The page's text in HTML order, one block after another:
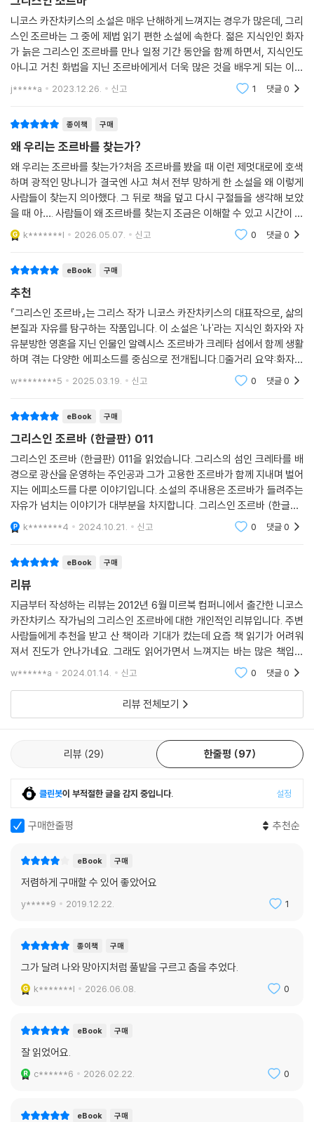
의 눈치도 보지 않는다. 그가 가장 사랑하는 대상은 자유뿐이다.
조르바는 자신의 몸과 마음이 진정으로 원하는 목적지를 찾아 떠나는 것이
자유라고 말한다. 자신 안에 숨은 ‘나’를 찾는 과정, 타인의 자유를 범하지
않는 범위 안에서 자신이 가지고 있는 순수한 욕망이 원하는 대로 따라가
는 길이 바로 자유다. 이를 실현하는 조르바는 진정한 자유 의지의 소유자
다.
다른 방식으로 깨달음을 찾는다. 이성이냐 감성이냐를 택해야 할 때, 조르
바는 본능에 힘입어 자신의 길을 결정한다. 반면에 작품 속 ‘나’는 책과 지
식을 믿으며 살아간다. 나는 문명에 갇힌 현대인을 대표한다. 작가 카잔차
키스는 조르바라는 인물의 의식과 생활을 나와 같은 현대인과 대비하며 왜
곡된 세상을 풍자하고 비판했다.
세기를 뛰어넘어 변치 않는 인간 진리를 그린 이 작품은 정반대 인물의 두
가지 삶의 모습이 중첩되어 흘러간다. 이성적 행동과 본능적 행동, 고용주
감동적으로 펼쳐진다. 현대 그리스 문화의 영역을 뛰어넘어 인간에게 누구
조르바》가 우리의 영혼을 울린다.
“나는 이제야 알았다. 조르바는 내가 오랫동안 찾아다녔어도 만나지 못했
던 바로 그 사람이었다. 펄떡펄떡 뛰는 심장과 푸짐한 말을 쏟아 내는 커다
란 입과 위대한 야성의 정신을 가진 사람. 모태인 대지에서 아직 탯줄이 채
떨어지지 않은 사나이였다. 언어, 예술, 사랑, 순수, 정열의 의미가 막노동
“나는 아무것도 바라지 않는다. 나는 아무것도 두렵지 않다. 나는 자유
다.”_니코스 카잔차키스가 남긴 묘비명
▶ 추천의 글
· 이 책은 논리적으로 따지면 전혀 재미없다. 사회구조적인 모순이나, 개인
_김정운 (문화심리학자)
· 가장 인간다운 삶을 지향하는 건강한 인간상을 생각해 보고, 그것을 추구
하는 시도와 노력을 계속 할 수 있게 도와주었던 실로 고마운 책
_최일도 (목사)
· 이성과 합리와 도덕의 간판을 건 현대 콘크리트 사회를 살아가는 우리 뱃
속 깊이 묻혀 있는 그 무엇을 불러일으킨다. 자유로운 영혼이 되기는 쉽지
않지만, 이를 꿈꾸는 것만으로도 행복하다. 그리고 ‘잘난 머리’를 쓰며 으쓱
거리는 나에게 빈약한 ‘팔과 가슴’을 보라고 꾸짖는다.
· 사회, 관계, 권력질서의 함정들과 소외 등을 다룬 문제작으로 당대를 넘
어 시대성을 획득한 책.
_박경철 (시골의사)
에게 어떻게 다가오고 어떻게 떠나가는가를 어렴풋이 깨달을 수 있었다.
· 스무 살에 니코스 카잔차키스의 소설 ‘그리스인 조르바’를 처음 읽었다.
_곽재구 (시인)
· 결국 ‘그리스인 조르바’를 다 읽고 나면 당장 책을 집어던지고 밖으로 뛰
쳐나가 세상의 모든 것을 처음인 듯 바라보고 듣고 냄새 맡게 만든다. 이런
_김연수 (소설가)
· 꼭 연기해 보고 싶은 인물이 조르바.
_최불암 (연기자)
니코스 카잔차키스의 소설은 매우 난해하게 느껴지는 경우가 많은데, 그리
스인 조르바는 그 중에 제법 읽기 편한 소설에 속한다. 젊은 지식인인 화자
가 늙은 그리스인 조르바를 만나 일정 기간 동안을 함께 하면서, 지식인도
아니고 거친 화법을 지닌 조르바에게서 더욱 많은 것을 배우게 되는 이야
기다. 어찌 보면 삶의 지혜란 배움의 정도와 비례하는 것은 아니라서, 젊고
순진한 화자
j*****a 2023.12.26. 신고 1 댓글0
종이책 구매
왜 우리는 조르바를 찾는가?
왜 우리는 조르바를 찾는가?처음 조르바를 봤을 때 이런 제멋대로에 호색
하며 광적인 망나니가 결국엔 사고 쳐서 전부 망하게 한 소설을 왜 이렇게
사람들이 찾는지 의아했다. 그 뒤로 책을 덮고 다시 구절들을 생각해 보았
을 때 아…. 사람들이 왜 조르바를 찾는지 조금은 이해할 수 있고 시간이 지
나 두 번째 생각해 보았을 땐 더 이해할 수 있고 또다시 생각하면 더 이해할
수 있는 책
k*******l 2026.05.07. 신고 0 댓글0
eBook 구매
추천
『그리스인 조르바』는 그리스 작가 니코스 카잔차키스의 대표작으로, 삶의
본질과 자유를 탐구하는 작품입니다. 이 소설은 '나'라는 지식인 화자와 자
유분방한 영혼을 지닌 인물인 알렉시스 조르바가 크레타 섬에서 함께 생활
하며 겪는 다양한 에피소드를 중심으로 전개됩니다.줄거리 요약:화자인
'나'는 책벌레인 서생으로, 우연히 조르바를 만나 크레타 섬에서 함께 사업
w********5 2025.03.19. 신고 0 댓글0
eBook 구매
그리스인 조르바 (한글판) 011
그리스인 조르바 (한글판) 011을 읽었습니다. 그리스의 섬인 크레타를 배
경으로 광산을 운영하는 주인공과 그가 고용한 조르바가 함께 지내며 벌어
지는 에피소드를 다룬 이야기입니다. 소설의 주내용은 조르바가 들려주는
자유가 넘치는 이야기가 대부분을 차지합니다. 그리스인 조르바 (한글판)
011, 잘 읽었습니다.
k*******4 2024.10.21. 신고 0 댓글0
eBook 구매
리뷰
지금부터 작성하는 리뷰는 2012년 6월 미르북 컴퍼니에서 출간한 니코스
카잔차키스 작가님의 그리스인 조르바에 대한 개인적인 리뷰입니다. 주변
사람들에게 추천을 받고 산 책이라 기대가 컸는데 요즘 책 읽기가 어려워
져서 진도가 안나가네요. 그래도 읽어가면서 느껴지는 바는 많은 책입니
다. 그 사람에 왜 이 책을 추천했는지 생각하면서 읽고 있거든요. 아무튼간
w******a 2024.01.14. 신고 0 댓글0
리뷰 전체보기
리뷰 29 한줄평 97
클린봇이 부적절한 글을 감지 중입니다. 설정
구매한줄평 추천순
eBook 구매
저렴하게 구매할 수 있어 좋았어요
y*****9 2019.12.22. 1
종이책 구매
그가 달려 나와 망아지처럼 풀밭을 구르고 춤을 추었다.
k*******l 2026.06.08. 0
eBook 구매
잘 읽었어요.
c******6 2026.02.22. 0
eBook 구매